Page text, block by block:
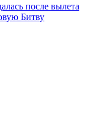
после вылета
Битву